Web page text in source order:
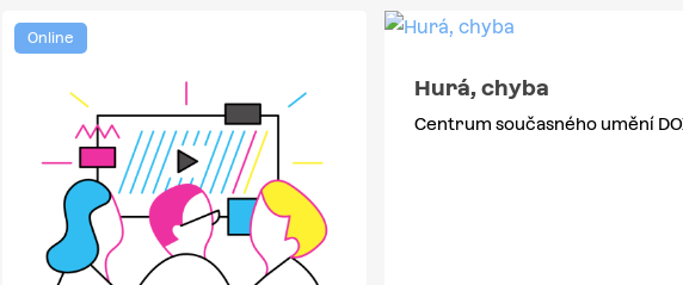
Online
Hurá, chyba
Centrum současného umění